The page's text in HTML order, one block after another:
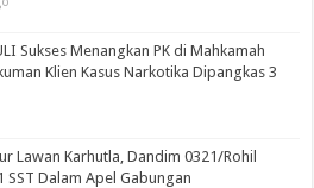
Sukses Menangkan PK di Mahkamah
Klien Kasus Narkotika Dipangkas 3
Lawan Karhutla, Dandim 0321/Rohil
SST Dalam Apel Gabungan